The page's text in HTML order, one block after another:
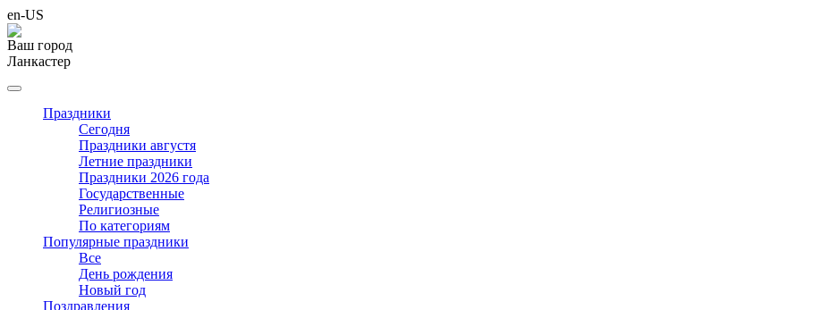
en-US
Ваш город
Ланкастер
Праздники
Cегодня
Праздники августя
Летние праздники
Праздники 2026 года
Государственные
Религиозные
По категориям
Популярные праздники
Все
День рождения
Новый год
Поздравления